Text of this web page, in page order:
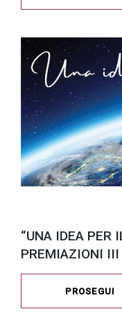
“UNA IDEA PER
PREMIAZIONI III
PROSEGUI